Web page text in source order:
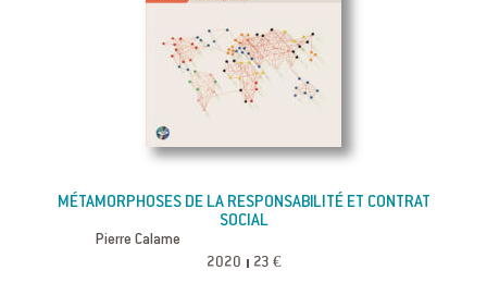
MÉTAMORPHOSES DE LA RESPONSABILITÉ ET CONTRAT
SOCIAL
Pierre Calame
2020 23 €